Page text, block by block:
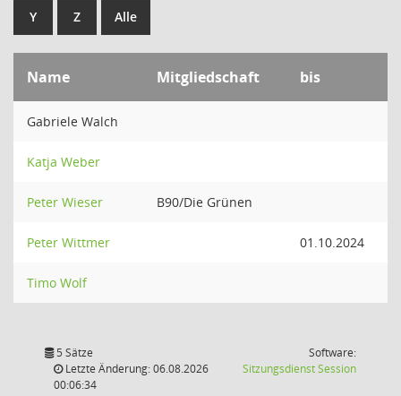
Y Z Alle
Name Mitgliedschaft bis
Gabriele Walch
Katja Weber
Peter Wieser B90/Die Grünen
Peter Wittmer 01.10.2024
Timo Wolf
5 Sätze
Letzte Änderung: 06.08.2026
00:06:34
Software:
SitzungsdienstSession(Wird in